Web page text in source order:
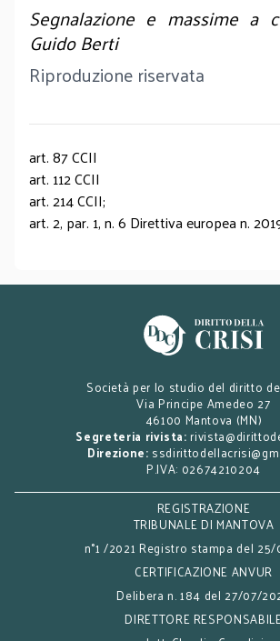
Segnalazione e massime a
Guido Berti
Riproduzione riservata
art. 87 CCII
art. 112 CCII
art. 214 CCII;
art. 2, par. 1, n. 6 Direttiva europea n.
Società per lo studio del diritto
Via Principe Amedeo 27
46100 Mantova (MN)
Segreteria rivista:
Direzione:
P.IVA: 02674210204
REGISTRAZIONE
TRIBUNALE DI MANTOVA
n°1 /2021 Registro stampa del
CERTIFICAZIONE ANVUR
Delibera n. 184 del 27/07/
DIRETTORE